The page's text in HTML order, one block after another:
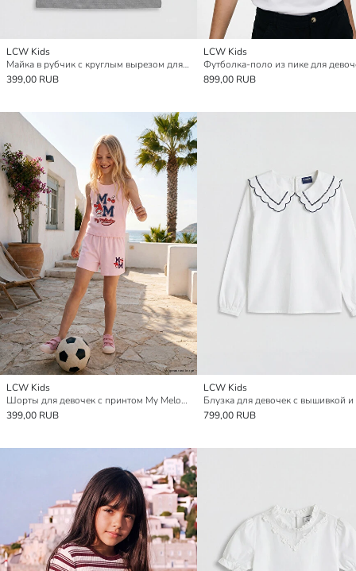
LCW Kids
Майка в рубчик с круглым вырезом для девочек
399,00 RUB
LCW Kids
899,00 RUB
LCW Kids
Шорты для девочек с принтом My Melody
399,00 RUB
LCW Kids
799,00 RUB